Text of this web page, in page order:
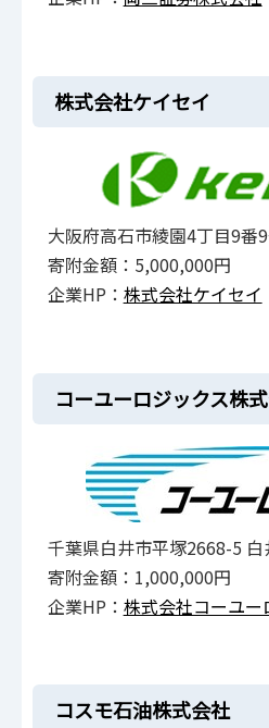
株式会社ケイセイ
大阪府高石市綾園4丁目9番
寄附金額：5,000,000円
企業HP： 株式会社ケイセイ
コーユーロジックス株
千葉県白井市平塚2668-5
寄附金額：1,000,000円
企業HP： 株式会社コーユー
コスモ石油株式会社